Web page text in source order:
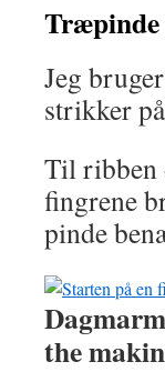
Træpinde
Jeg
strikker
Til ribben
fingrene
pinde
the